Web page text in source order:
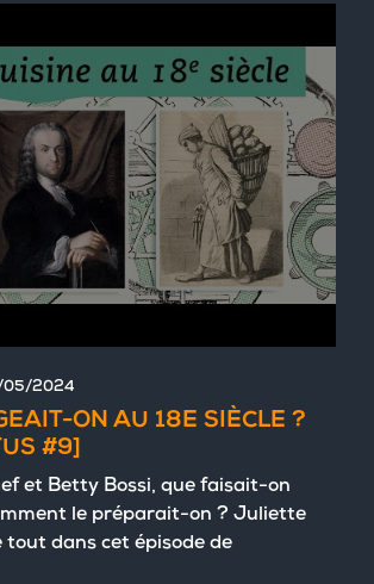
2024
ON AU 18E SIÈCLE ?
#9]
et Betty Bossi, que faisait-on
le préparait-on ? Juliette
tout dans cet épisode de